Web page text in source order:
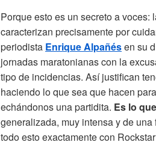
Porque esto es un secreto a
caracterizan precisamente por
periodista Enrique Alpañésen su
jornadas maratonianas con la
tipo de incidencias. Así justifican
haciendo lo que sea que hacen
echándonos una partidita. Es lo
generalizada, muy intensa y de
todo esto exactamente con